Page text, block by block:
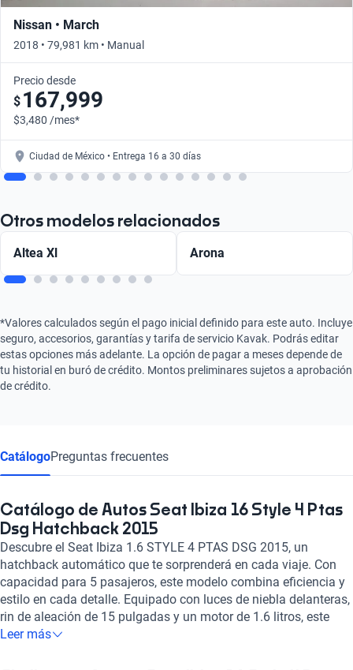
Nissan • March
2018 • 79,981 km • Manual
Precio desde
$ 167,999
$3,480 /mes*
Ciudad de México • Entrega 16 a 30 días
Otros modelos relacionados
Altea Xl Arona
*Valores calculados según el pago inicial definido para este auto. Incluye
seguro, accesorios, garantías y tarifa de servicio Kavak. Podrás editar
estas opciones más adelante. La opción de pagar a meses depende de
tu historial en buró de crédito. Montos preliminares sujetos a aprobación
de crédito.
CatálogoPreguntas frecuentes
Catálogo de Autos Seat Ibiza 16 Style 4 Ptas
Dsg Hatchback 2015
Descubre el Seat Ibiza 1.6 STYLE 4 PTAS DSG 2015, un
hatchback automático que te sorprenderá en cada viaje. Con
capacidad para 5 pasajeros, este modelo combina eficiencia y
estilo en cada detalle. Equipado con luces de niebla delanteras,
rin de aleación de 15 pulgadas y un motor de 1.6 litros, este
Ibiza ofrece un rendimiento excepcional con un consumo
Leer más